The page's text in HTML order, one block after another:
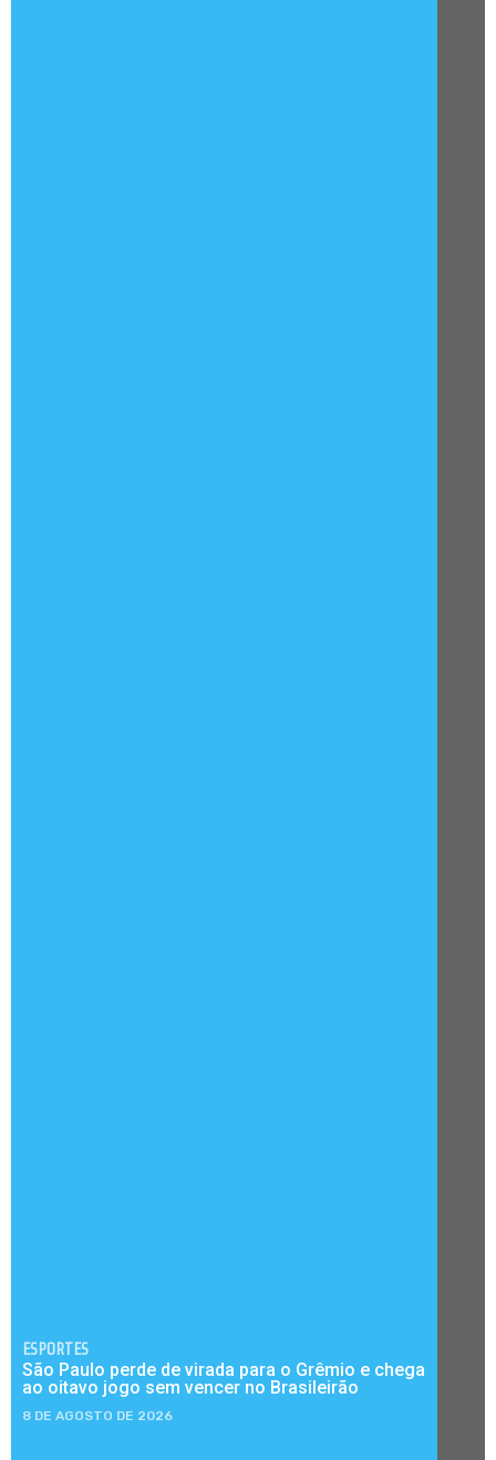
ESPORTES
São Paulo perde de virada para o Grêmio e chega
ao oitavo jogo sem vencer no Brasileirão
8 DE AGOSTO DE 2026